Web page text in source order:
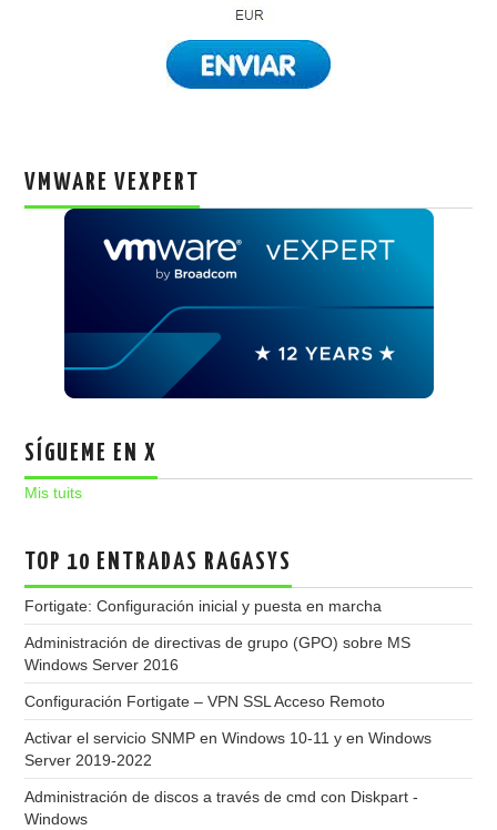
VMWARE VEXPERT
SÍGUEME EN X
Mis tuits
TOP 10 ENTRADAS RAGASYS
Fortigate: Configuración inicial y puesta en marcha
Administración de directivas de grupo (GPO) sobre MS
Windows Server 2016
Configuración Fortigate – VPN SSL Acceso Remoto
Activar el servicio SNMP en Windows 10-11 y en Windows
Server 2019-2022
Administración de discos a través de cmd con Diskpart -
Windows